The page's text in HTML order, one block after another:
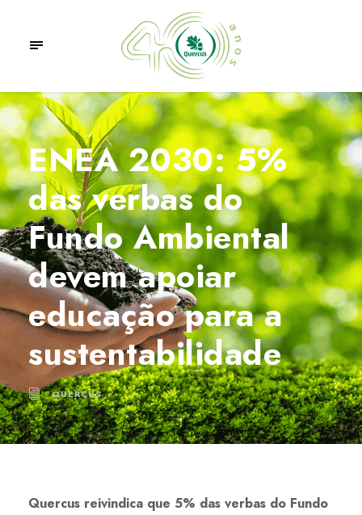
ENEA 2030: 5%
das verbas do
Fundo Ambiental
devem apoiar
educação para a
sustentabilidade
QUERCUS
Quercus reivindica que 5% das verbas do Fundo